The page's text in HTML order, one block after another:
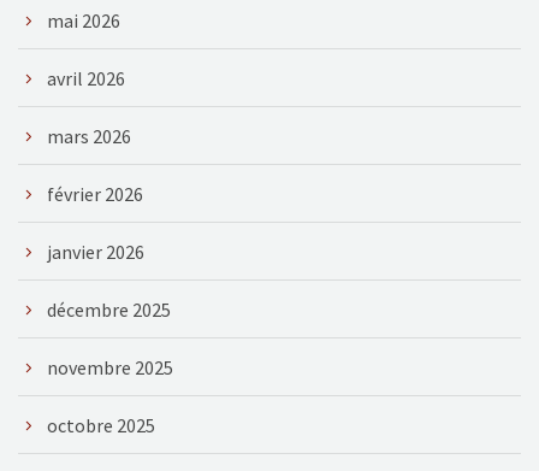
mai 2026
avril 2026
mars 2026
février 2026
janvier 2026
décembre 2025
novembre 2025
octobre 2025